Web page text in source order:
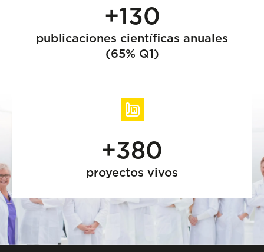
+130
publicaciones científicas anuales
(65% Q1)
+380
proyectos vivos